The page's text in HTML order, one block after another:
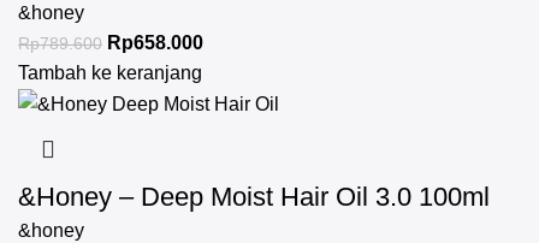
&honey
Rp789.600 Rp658.000
Tambah ke keranjang
&Honey – Deep Moist Hair Oil 3.0 100ml
&honey